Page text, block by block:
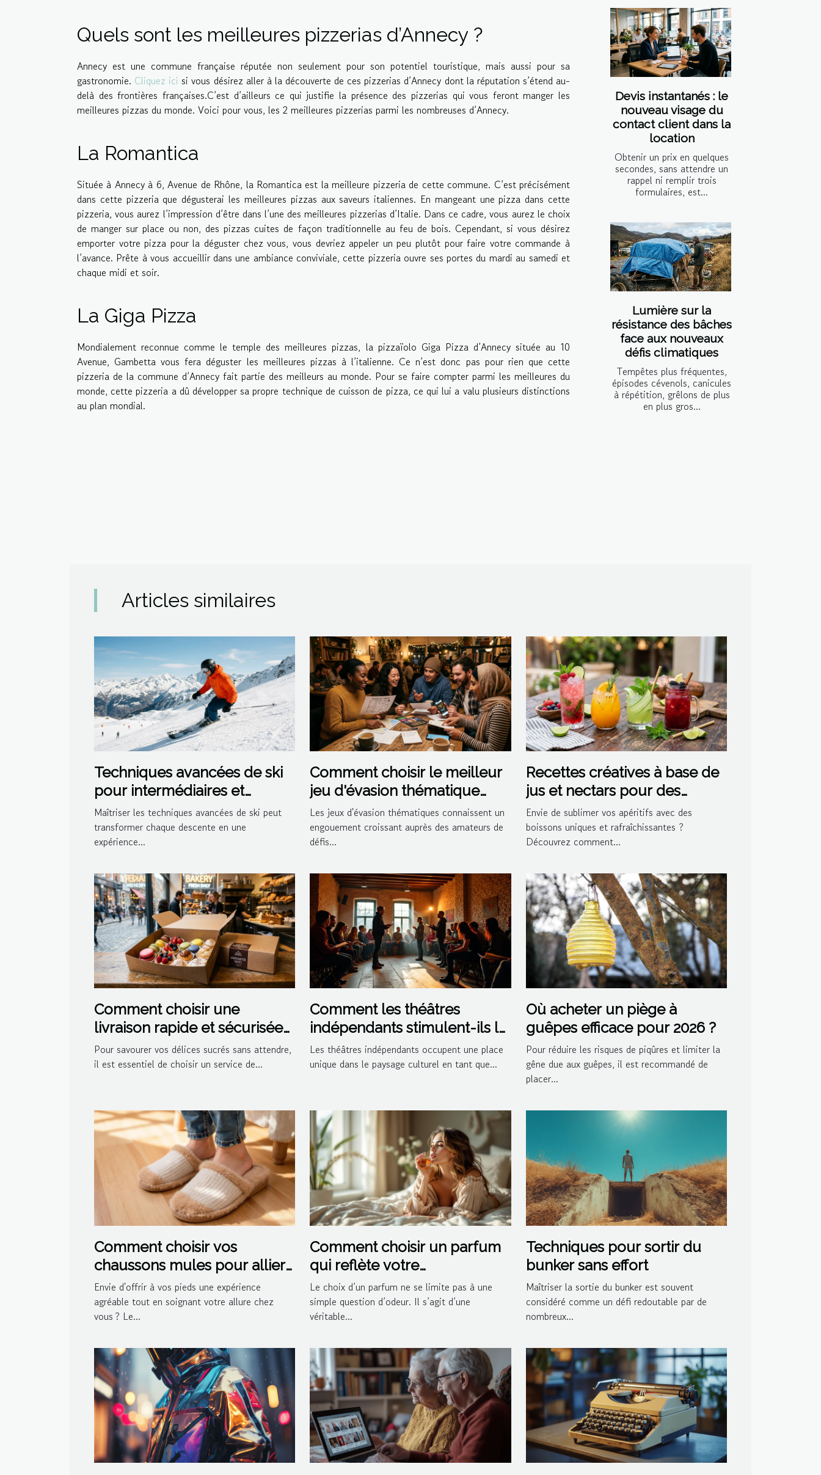
Quels sont les meilleures pizzerias d’Annecy ?
Annecy est une commune française réputée non seulement pour son potentiel touristique, mais aussi pour sa
gastronomie. Cliquez ici si vous désirez aller à la découverte de ces pizzerias d’Annecy dont la réputation s’étend au-
delà des frontières françaises.C’est d’ailleurs ce qui justifie la présence des pizzerias qui vous feront manger les
meilleures pizzas du monde. Voici pour vous, les 2 meilleures pizzerias parmi les nombreuses d’Annecy.
La Romantica
Située à Annecy à 6, Avenue de Rhône, la Romantica est la meilleure pizzeria de cette commune. C’est précisément
dans cette pizzeria que dégusterai les meilleures pizzas aux saveurs italiennes. En mangeant une pizza dans cette
pizzeria, vous aurez l’impression d’être dans l’une des meilleures pizzerias d’Italie. Dans ce cadre, vous aurez le choix
de manger sur place ou non, des pizzas cuites de façon traditionnelle au feu de bois. Cependant, si vous désirez
emporter votre pizza pour la déguster chez vous, vous devriez appeler un peu plutôt pour faire votre commande à
l’avance. Prête à vous accueillir dans une ambiance conviviale, cette pizzeria ouvre ses portes du mardi au samedi et
chaque midi et soir.
La Giga Pizza
Mondialement reconnue comme le temple des meilleures pizzas, la pizzaïolo Giga Pizza d’Annecy située au 10
Avenue, Gambetta vous fera déguster les meilleures pizzas à l’italienne. Ce n’est donc pas pour rien que cette
pizzeria de la commune d’Annecy fait partie des meilleurs au monde. Pour se faire compter parmi les meilleures du
monde, cette pizzeria a dû développer sa propre technique de cuisson de pizza, ce qui lui a valu plusieurs distinctions
au plan mondial.
Devis instantanés : le
nouveau visage du
contact client dans la
location
Obtenir un prix en quelques
secondes, sans attendre un
rappel ni remplir trois
formulaires, est...
Lumière sur la
résistance des bâches
face aux nouveaux
défis climatiques
Tempêtes plus fréquentes,
épisodes cévenols, canicules
à répétition, grêlons de plus
en plus gros...
Articles similaires
Techniques avancées de ski
pour intermédiaires et
experts
Maîtriser les techniques avancées de ski peut
transformer chaque descente en une
expérience...
Comment choisir le meilleur
jeu d'évasion thématique
pour votre prochaine sortie ?
Les jeux d'évasion thématiques connaissent un
engouement croissant auprès des amateurs de
défis...
Recettes créatives à base de
jus et nectars pour des
cocktails maison
Envie de sublimer vos apéritifs avec des
boissons uniques et rafraîchissantes ?
Découvrez comment...
Comment choisir une
livraison rapide et sécurisée
pour vos délices sucrés ?
Pour savourer vos délices sucrés sans attendre,
il est essentiel de choisir un service de...
Comment les théâtres
indépendants stimulent-ils la
créativité culturelle ?
Les théâtres indépendants occupent une place
unique dans le paysage culturel en tant que...
Où acheter un piège à
guêpes efficace pour 2026 ?
Pour réduire les risques de piqûres et limiter la
gêne due aux guêpes, il est recommandé de
placer...
Comment choisir vos
chaussons mules pour allier
confort et style ?
Envie d'offrir à vos pieds une expérience
agréable tout en soignant votre allure chez
vous ? Le...
Comment choisir un parfum
qui reflète votre
personnalité?
Le choix d’un parfum ne se limite pas à une
simple question d’odeur. Il s’agit d’une
véritable...
Techniques pour sortir du
bunker sans effort
Maîtriser la sortie du bunker est souvent
considéré comme un défi redoutable par de
nombreux...